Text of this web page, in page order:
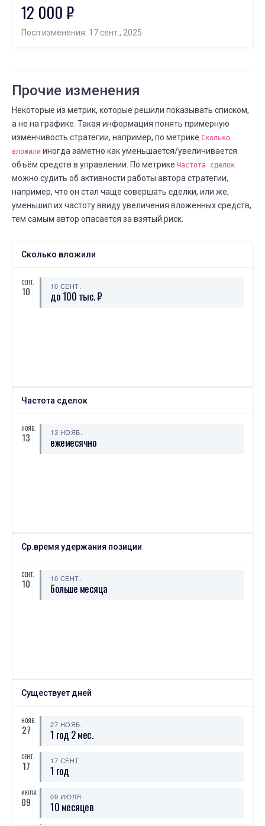
12 000 ₽
Посл.изменения: 17 сент., 2025
Прочие изменения
Некоторые из метрик, которые решили показывать списком,
а не на графике. Такая информация понять примерную
изменчивость стратегии, например, по метрике Сколько
вложили иногда заметно как уменьшается/увеличивается
объём средств в управлении. По метрике Частота сделок
можно судить об активности работы автора стратегии,
например, что он стал чаще совершать сделки, или же,
уменьшил их частоту ввиду увеличения вложенных средств,
тем самым автор опасается за взятый риск.
Сколько вложили
СЕНТ.
10 10 СЕНТ.
до 100 тыс. ₽
Частота сделок
НОЯБ.
13 13 НОЯБ.
ежемесячно
Ср.время удержания позиции
СЕНТ.
10 10 СЕНТ.
больше месяца
Существует дней
НОЯБ.
27 27 НОЯБ.
1 год 2 мес.
СЕНТ.
17 17 СЕНТ.
1 год
ИЮЛЯ
09 09 ИЮЛЯ
10 месяцев